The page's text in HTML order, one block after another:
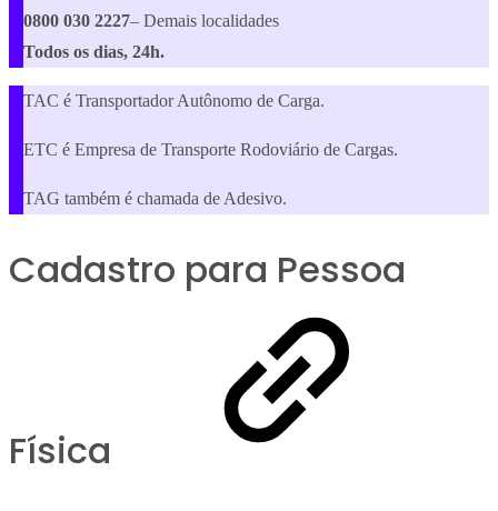
0800 030 2227– Demais localidades
Todos os dias, 24h.
TAC é Transportador Autônomo de Carga.
ETC é Empresa de Transporte Rodoviário de Cargas.
TAG também é chamada de Adesivo.
Cadastro para Pessoa
Física